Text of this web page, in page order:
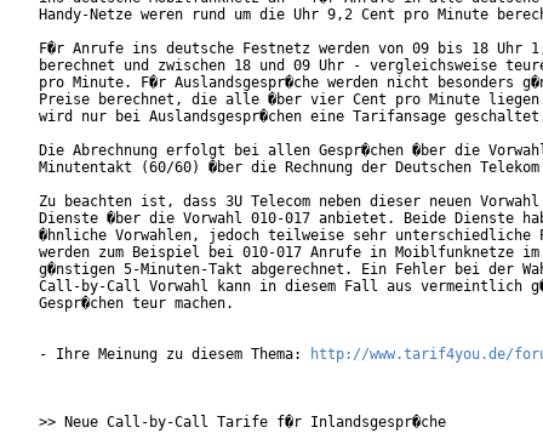
Handy-Netze weren rund um die Uhr 9,2 Cent pro Minute
F�r Anrufe ins deutsche Festnetz werden von 09 bis 18 Uhr
berechnet und zwischen 18 und 09 Uhr - vergleichsweise
pro Minute. F�r Auslandsgespr�che werden nicht besonders
Preise berechnet, die alle �ber vier Cent pro Minute
wird nur bei Auslandsgespr�chen eine Tarifansage
Die Abrechnung erfolgt bei allen Gespr�chen �ber die
Minutentakt (60/60) �ber die Rechnung der Deutschen
Zu beachten ist, dass 3U Telecom neben dieser neuen Vorwahl
Dienste �ber die Vorwahl 010-017 anbietet. Beide Dienste
�hnliche Vorwahlen, jedoch teilweise sehr unterschiedliche
werden zum Beispiel bei 010-017 Anrufe in Moiblfunknetze im
g�nstigen 5-Minuten-Takt abgerechnet. Ein Fehler bei der
Call-by-Call Vorwahl kann in diesem Fall aus vermeintlich
Gespr�chen teur machen.
- Ihre Meinung zu diesem Thema: http://www.tarif4you.de/
>> Neue Call-by-Call Tarife f�r Inlandsgespr�che